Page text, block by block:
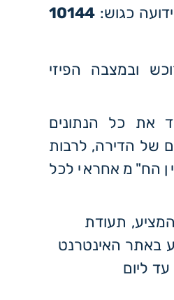
10144
ובמצבה הפיזי
את כל הנתונים
של הדירה, לרבות
הח"מ אחראי לכל
תעודת
באתר האינטרנט
ליום